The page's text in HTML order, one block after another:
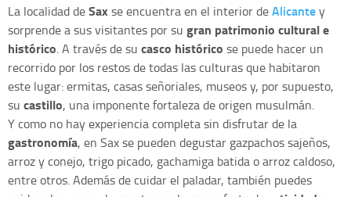
La localidad deSax se encuentra en el interior deAlicantey
sorprende a sus visitantes por su gran patrimonio cultural e
histórico. A través de su casco histórico se puede hacer un
recorrido por los restos de todas las culturas que habitaron
este lugar: ermitas, casas señoriales, museos y, por supuesto,
su castillo, una imponente fortaleza de origen musulmán.
Y como no hay experiencia completa sin disfrutar de la
gastronomía, en Sax se pueden degustar gazpachos sajeños,
arroz y conejo, trigo picado, gachamiga batida o arroz caldoso,
entre otros. Además de cuidar el paladar, también puedes